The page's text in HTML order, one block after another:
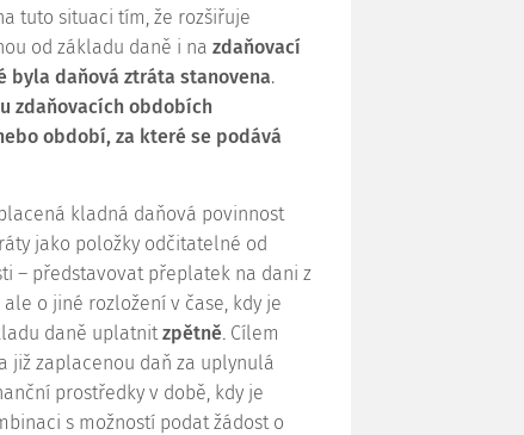
tuto situaci tím, že rozšiřuje
od základu daně i na zdaňovací
daňová ztráta stanovena.
zdaňovacích obdobích
období, za které se podává
kladná daňová povinnost
jako položky odčitatelné od
– představovat přeplatek na dani z
o jiné rozložení v čase, kdy je
daně uplatnitzpětně. Cílem
již zaplacenou daň za uplynulá
prostředky v době, kdy je
s možností podat žádost o